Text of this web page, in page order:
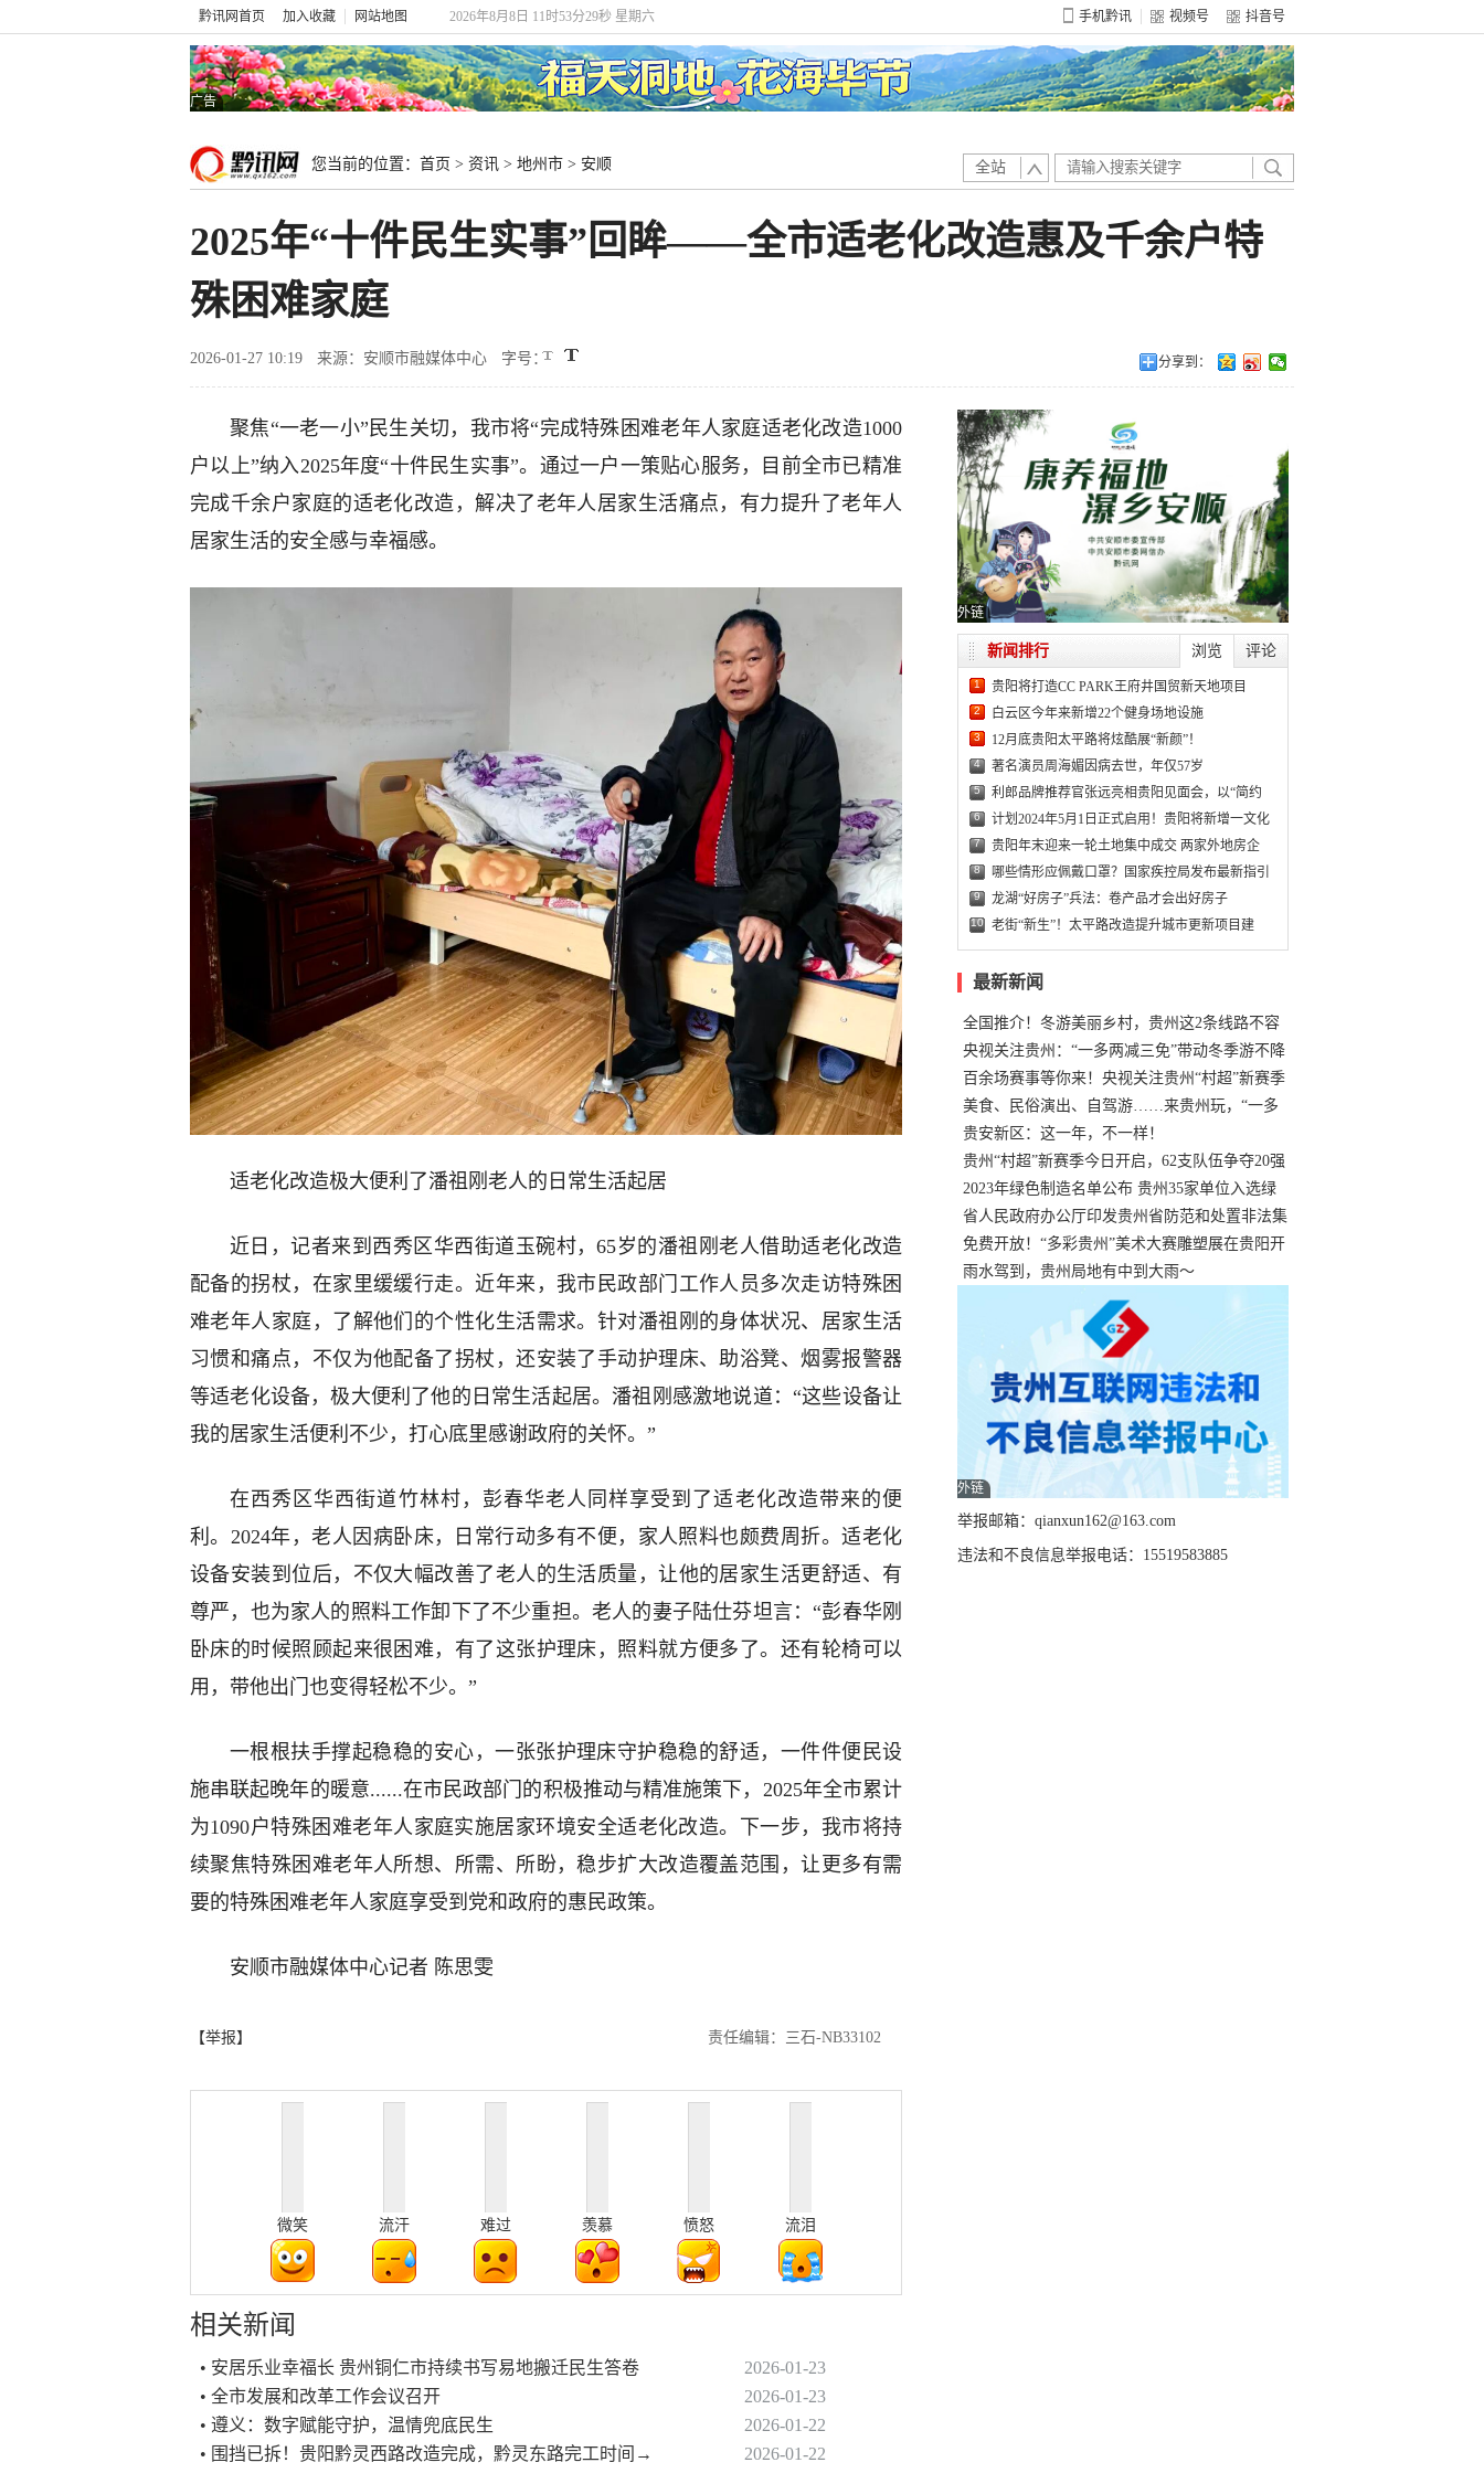
黔讯网首页 加入收藏 网站地图 2026年8月8日 11时53分30秒 星期六 手机黔讯 视频号 抖音号
广告
您当前的位置： 首页 > 资讯 > 地州市 > 安顺 全站
2025年“十件民生实事”回眸——全市适老化改造惠及千余户特
殊困难家庭
2026-01-27 10:19 来源：安顺市融媒体中心 字号： 分享到：
聚焦“一老一小”民生关切，我市将“完成特殊困难老年人家庭适老化改造1000
户以上”纳入2025年度“十件民生实事”。通过一户一策贴心服务，目前全市已精准
完成千余户家庭的适老化改造，解决了老年人居家生活痛点，有力提升了老年人
居家生活的安全感与幸福感。
适老化改造极大便利了潘祖刚老人的日常生活起居
近日，记者来到西秀区华西街道玉碗村，65岁的潘祖刚老人借助适老化改造
配备的拐杖，在家里缓缓行走。近年来，我市民政部门工作人员多次走访特殊困
难老年人家庭，了解他们的个性化生活需求。针对潘祖刚的身体状况、居家生活
习惯和痛点，不仅为他配备了拐杖，还安装了手动护理床、助浴凳、烟雾报警器
等适老化设备，极大便利了他的日常生活起居。潘祖刚感激地说道：“这些设备让
我的居家生活便利不少，打心底里感谢政府的关怀。”
在西秀区华西街道竹林村，彭春华老人同样享受到了适老化改造带来的便
利。2024年，老人因病卧床，日常行动多有不便，家人照料也颇费周折。适老化
设备安装到位后，不仅大幅改善了老人的生活质量，让他的居家生活更舒适、有
尊严，也为家人的照料工作卸下了不少重担。老人的妻子陆仕芬坦言：“彭春华刚
卧床的时候照顾起来很困难，有了这张护理床，照料就方便多了。还有轮椅可以
用，带他出门也变得轻松不少。”
一根根扶手撑起稳稳的安心，一张张护理床守护稳稳的舒适，一件件便民设
施串联起晚年的暖意......在市民政部门的积极推动与精准施策下，2025年全市累计
为1090户特殊困难老年人家庭实施居家环境安全适老化改造。下一步，我市将持
续聚焦特殊困难老年人所想、所需、所盼，稳步扩大改造覆盖范围，让更多有需
要的特殊困难老年人家庭享受到党和政府的惠民政策。
安顺市融媒体中心记者 陈思雯
【举报】 责任编辑：三石-NB33102
微笑 流汗 难过 羡慕 愤怒 流泪
相关新闻
• 安居乐业幸福长 贵州铜仁市持续书写易地搬迁民生答卷
2026-01-23
• 全市发展和改革工作会议召开
2026-01-23
• 遵义：数字赋能守护，温情兜底民生
2026-01-22
• 围挡已拆！贵阳黔灵西路改造完成，黔灵东路完工时间→
2026-01-22
外链
浏览 评论
新闻排行
1 贵阳将打造CC PARK王府井国贸新天地项目
2 白云区今年来新增22个健身场地设施
3 12月底贵阳太平路将炫酷展“新颜”！
4 著名演员周海媚因病去世，年仅57岁
5 利郎品牌推荐官张远亮相贵阳见面会，以“简约
6 计划2024年5月1日正式启用！贵阳将新增一文化
7 贵阳年末迎来一轮土地集中成交 两家外地房企
8 哪些情形应佩戴口罩？国家疾控局发布最新指引
9 龙湖“好房子”兵法：卷产品才会出好房子
10 老街“新生”！太平路改造提升城市更新项目建
最新新闻
全国推介！冬游美丽乡村，贵州这2条线路不容
错过
央视关注贵州：“一多两减三免”带动冬季游不降
温
百余场赛事等你来！央视关注贵州“村超”新赛季
正式“打响”
美食、民俗演出、自驾游……来贵州玩，“一多
两减三免”！
贵安新区：这一年，不一样！
贵州“村超”新赛季今日开启，62支队伍争夺20强
名额
2023年绿色制造名单公布 贵州35家单位入选绿
色工厂
省人民政府办公厅印发贵州省防范和处置非法集
资工作实施细则
免费开放！“多彩贵州”美术大赛雕塑展在贵阳开
展，持续至1月19日
雨水驾到，贵州局地有中到大雨～
外链
举报邮箱：qianxun162@163.com
违法和不良信息举报电话：15519583885